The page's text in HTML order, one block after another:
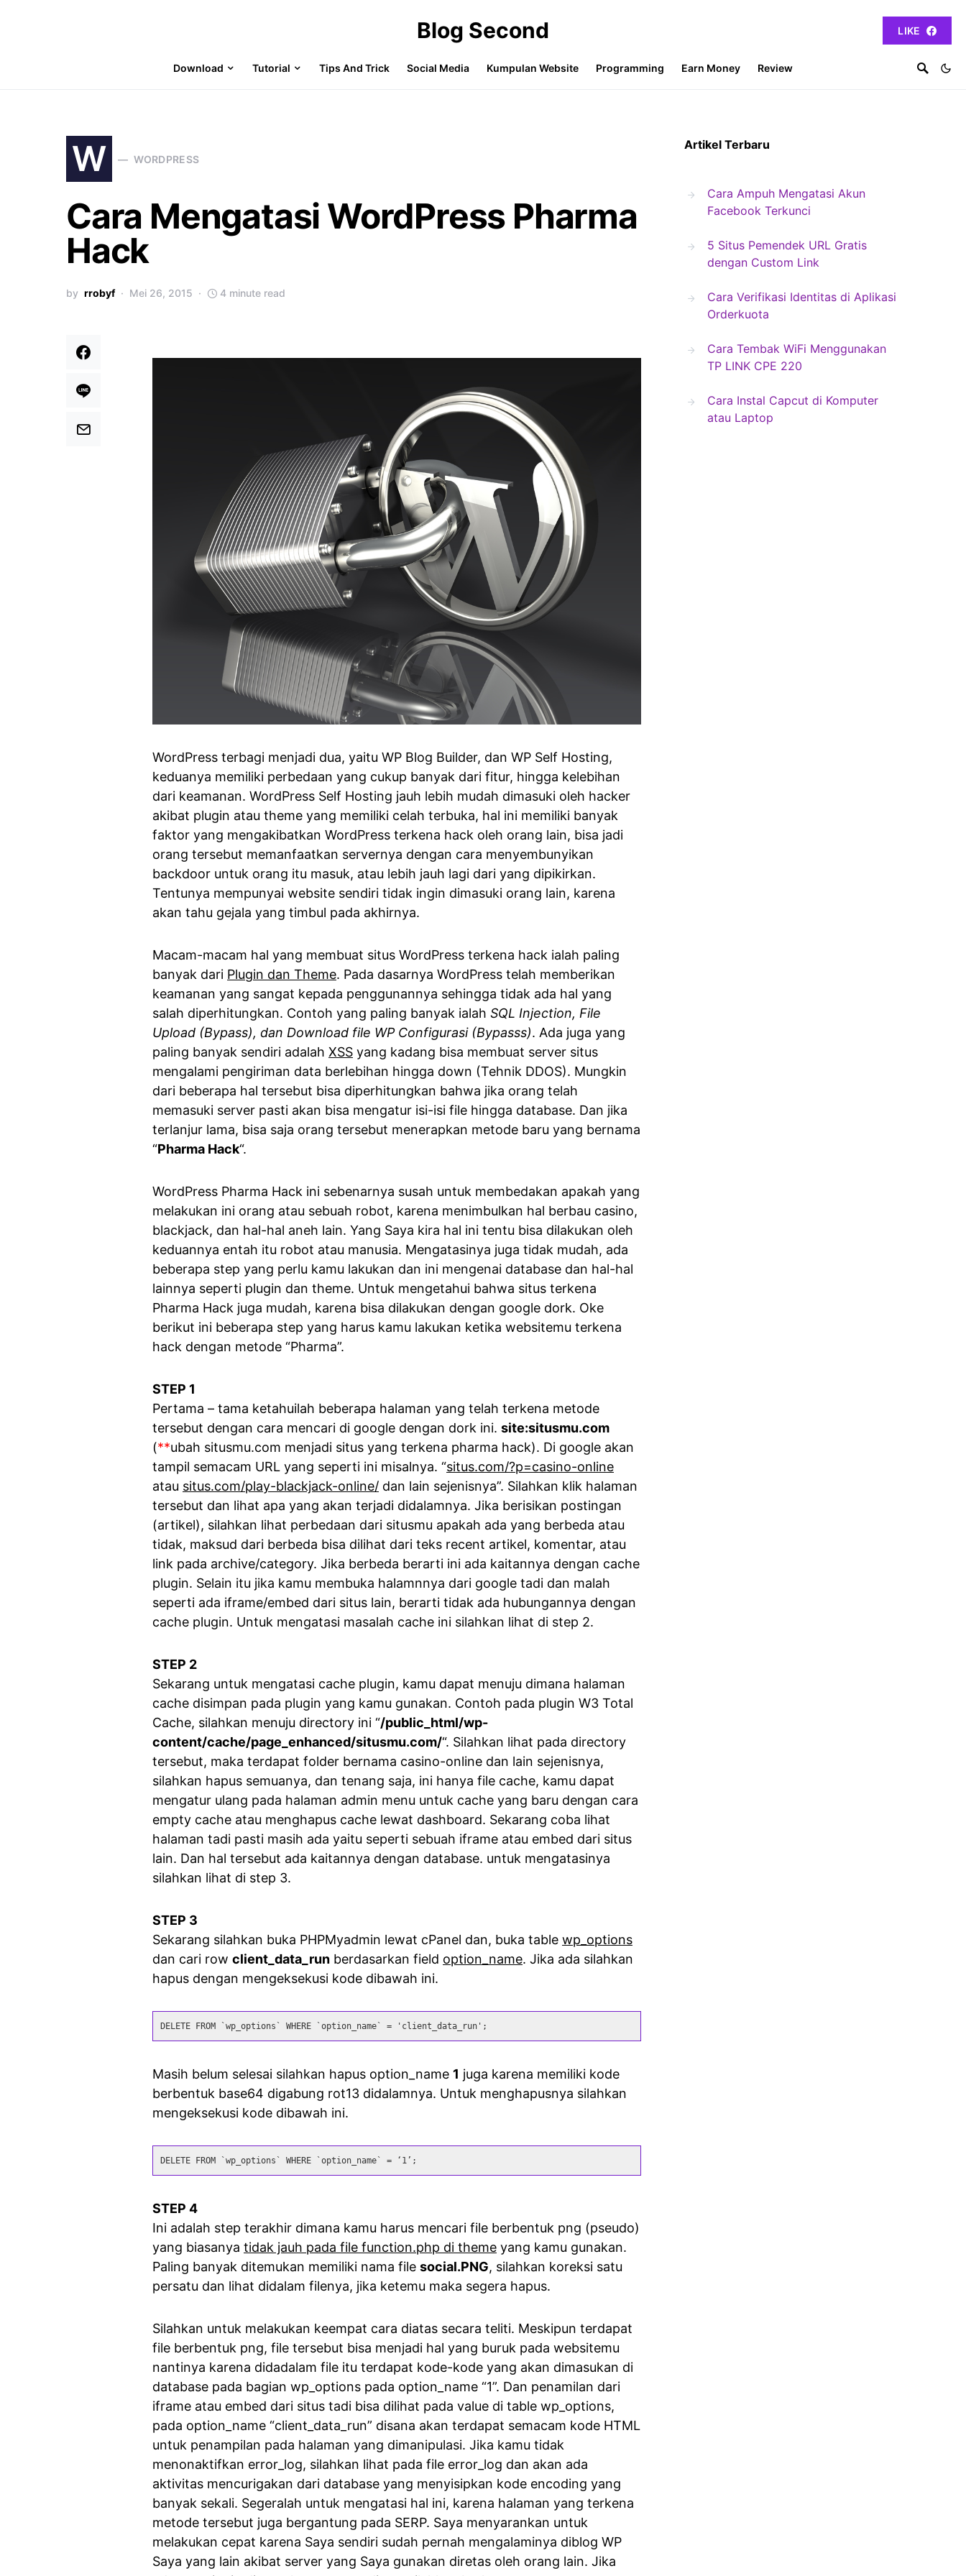
Blog Second LIKE
Download Tutorial Tips And Trick Social Media Kumpulan Website Programming Earn Money Review
W WORDPRESS
Cara Mengatasi WordPress Pharma
Hack
by rrobyf Mei 26, 2015 4 minute read
WordPress terbagi menjadi dua, yaitu WP Blog Builder, dan WP Self Hosting,
keduanya memiliki perbedaan yang cukup banyak dari fitur, hingga kelebihan
dari keamanan. WordPress Self Hosting jauh lebih mudah dimasuki oleh hacker
akibat plugin atau theme yang memiliki celah terbuka, hal ini memiliki banyak
faktor yang mengakibatkan WordPress terkena hack oleh orang lain, bisa jadi
orang tersebut memanfaatkan servernya dengan cara menyembunyikan
backdoor untuk orang itu masuk, atau lebih jauh lagi dari yang dipikirkan.
Tentunya mempunyai website sendiri tidak ingin dimasuki orang lain, karena
akan tahu gejala yang timbul pada akhirnya.
Macam-macam hal yang membuat situs WordPress terkena hack ialah paling
banyak dari Plugin dan Theme. Pada dasarnya WordPress telah memberikan
keamanan yang sangat kepada penggunannya sehingga tidak ada hal yang
salah diperhitungkan. Contoh yang paling banyak ialah SQL Injection, File
Upload (Bypass), dan Download file WP Configurasi (Bypasss). Ada juga yang
paling banyak sendiri adalah XSS yang kadang bisa membuat server situs
mengalami pengiriman data berlebihan hingga down (Tehnik DDOS). Mungkin
dari beberapa hal tersebut bisa diperhitungkan bahwa jika orang telah
memasuki server pasti akan bisa mengatur isi-isi file hingga database. Dan jika
terlanjur lama, bisa saja orang tersebut menerapkan metode baru yang bernama
“Pharma Hack“.
WordPress Pharma Hack ini sebenarnya susah untuk membedakan apakah yang
melakukan ini orang atau sebuah robot, karena menimbulkan hal berbau casino,
blackjack, dan hal-hal aneh lain. Yang Saya kira hal ini tentu bisa dilakukan oleh
keduannya entah itu robot atau manusia. Mengatasinya juga tidak mudah, ada
beberapa step yang perlu kamu lakukan dan ini mengenai database dan hal-hal
lainnya seperti plugin dan theme. Untuk mengetahui bahwa situs terkena
Pharma Hack juga mudah, karena bisa dilakukan dengan google dork. Oke
berikut ini beberapa step yang harus kamu lakukan ketika websitemu terkena
hack dengan metode “Pharma”.
STEP 1
Pertama – tama ketahuilah beberapa halaman yang telah terkena metode
tersebut dengan cara mencari di google dengan dork ini. site:situsmu.com
(**ubah situsmu.com menjadi situs yang terkena pharma hack). Di google akan
tampil semacam URL yang seperti ini misalnya. “situs.com/?p=casino-online
atau situs.com/play-blackjack-online/ dan lain sejenisnya”. Silahkan klik halaman
tersebut dan lihat apa yang akan terjadi didalamnya. Jika berisikan postingan
(artikel), silahkan lihat perbedaan dari situsmu apakah ada yang berbeda atau
tidak, maksud dari berbeda bisa dilihat dari teks recent artikel, komentar, atau
link pada archive/category. Jika berbeda berarti ini ada kaitannya dengan cache
plugin. Selain itu jika kamu membuka halamnnya dari google tadi dan malah
seperti ada iframe/embed dari situs lain, berarti tidak ada hubungannya dengan
cache plugin. Untuk mengatasi masalah cache ini silahkan lihat di step 2.
STEP 2
Sekarang untuk mengatasi cache plugin, kamu dapat menuju dimana halaman
cache disimpan pada plugin yang kamu gunakan. Contoh pada plugin W3 Total
Cache, silahkan menuju directory ini “/public_html/wp-
content/cache/page_enhanced/situsmu.com/“. Silahkan lihat pada directory
tersebut, maka terdapat folder bernama casino-online dan lain sejenisnya,
silahkan hapus semuanya, dan tenang saja, ini hanya file cache, kamu dapat
mengatur ulang pada halaman admin menu untuk cache yang baru dengan cara
empty cache atau menghapus cache lewat dashboard. Sekarang coba lihat
halaman tadi pasti masih ada yaitu seperti sebuah iframe atau embed dari situs
lain. Dan hal tersebut ada kaitannya dengan database. untuk mengatasinya
silahkan lihat di step 3.
STEP 3
Sekarang silahkan buka PHPMyadmin lewat cPanel dan, buka table wp_options
dan cari row client_data_run berdasarkan field option_name. Jika ada silahkan
hapus dengan mengeksekusi kode dibawah ini.
DELETE FROM `wp_options` WHERE `option_name` = 'client_data_run';
Masih belum selesai silahkan hapus option_name 1 juga karena memiliki kode
berbentuk base64 digabung rot13 didalamnya. Untuk menghapusnya silahkan
mengeksekusi kode dibawah ini.
DELETE FROM `wp_options` WHERE `option_name` = ‘1’;
STEP 4
Ini adalah step terakhir dimana kamu harus mencari file berbentuk png (pseudo)
yang biasanya tidak jauh pada file function.php di theme yang kamu gunakan.
Paling banyak ditemukan memiliki nama file social.PNG, silahkan koreksi satu
persatu dan lihat didalam filenya, jika ketemu maka segera hapus.
Silahkan untuk melakukan keempat cara diatas secara teliti. Meskipun terdapat
file berbentuk png, file tersebut bisa menjadi hal yang buruk pada websitemu
nantinya karena didadalam file itu terdapat kode-kode yang akan dimasukan di
database pada bagian wp_options pada option_name “1”. Dan penamilan dari
iframe atau embed dari situs tadi bisa dilihat pada value di table wp_options,
pada option_name “client_data_run” disana akan terdapat semacam kode HTML
untuk penampilan pada halaman yang dimanipulasi. Jika kamu tidak
menonaktifkan error_log, silahkan lihat pada file error_log dan akan ada
aktivitas mencurigakan dari database yang menyisipkan kode encoding yang
banyak sekali. Segeralah untuk mengatasi hal ini, karena halaman yang terkena
metode tersebut juga bergantung pada SERP. Saya menyarankan untuk
melakukan cepat karena Saya sendiri sudah pernah mengalaminya diblog WP
Saya yang lain akibat server yang Saya gunakan diretas oleh orang lain. Jika
Artikel Terbaru
Cara Ampuh Mengatasi Akun
Facebook Terkunci
5 Situs Pemendek URL Gratis
dengan Custom Link
Cara Verifikasi Identitas di Aplikasi
Orderkuota
Cara Tembak WiFi Menggunakan
TP LINK CPE 220
Cara Instal Capcut di Komputer
atau Laptop